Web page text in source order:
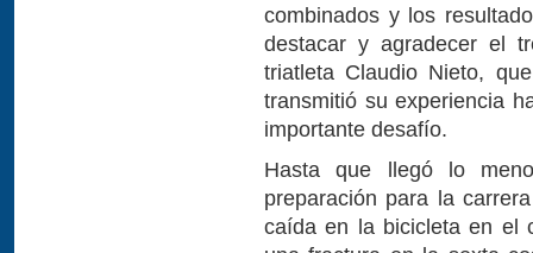
combinados y los
destacar y agradecer el
triatleta Claudio Nieto,
transmitió su experiencia
importante desafío.
Hasta que llegó lo
preparación para la
caída en la bicicleta en el